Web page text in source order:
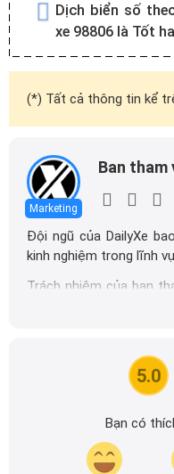
Dịch biển số
xe 98806 là Tốt
(*) Tất cả thông tin kể
Marketing
Ban tham
Đội ngũ của DailyXe
kinh nghiệm trong lĩnh
Trách nhiệm của ban
tin chính xác được
tin nhanh chóng và dễ
5.0
Bạn có